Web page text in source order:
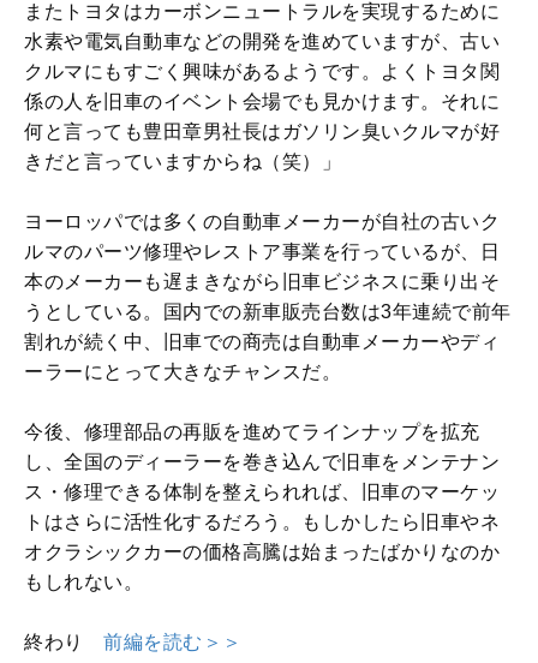
またトヨタはカーボンニュートラルを実現するために
水素や電気自動車などの開発を進めていますが、古い
クルマにもすごく興味があるようです。よくトヨタ関
係の人を旧車のイベント会場でも見かけます。それに
何と言っても豊田章男社長はガソリン臭いクルマが好
きだと言っていますからね（笑）」
ヨーロッパでは多くの自動車メーカーが自社の古いク
ルマのパーツ修理やレストア事業を行っているが、日
本のメーカーも遅まきながら旧車ビジネスに乗り出そ
うとしている。国内での新車販売台数は3年連続で前年
割れが続く中、旧車での商売は自動車メーカーやディ
ーラーにとって大きなチャンスだ。
今後、修理部品の再販を進めてラインナップを拡充
し、全国のディーラーを巻き込んで旧車をメンテナン
ス・修理できる体制を整えられれば、旧車のマーケッ
トはさらに活性化するだろう。もしかしたら旧車やネ
オクラシックカーの価格高騰は始まったばかりなのか
もしれない。
終わり 前編を読む＞＞